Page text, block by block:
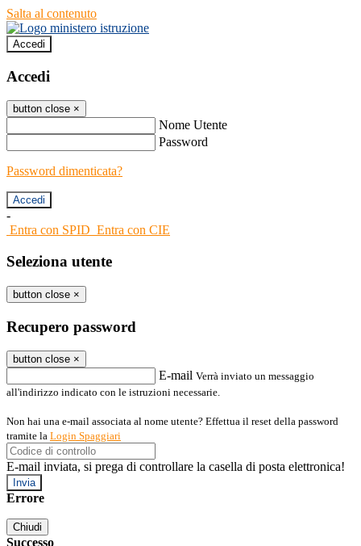
Salta al contenuto
Accedi
Accedi
button close ×
Nome Utente
Password
Password dimenticata?
-
Entra con SPID Entra con CIE
Seleziona utente
button close ×
Recupero password
button close ×
E-mail Verrà inviato un messaggio
all'indirizzo indicato con le istruzioni necessarie.
Non hai una e-mail associata al nome utente? Effettua il reset della password
tramite la Login Spaggiari
E-mail inviata, si prega di controllare la casella di posta elettronica!
Errore
Chiudi
Successo